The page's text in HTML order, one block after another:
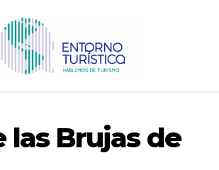
las Brujas de